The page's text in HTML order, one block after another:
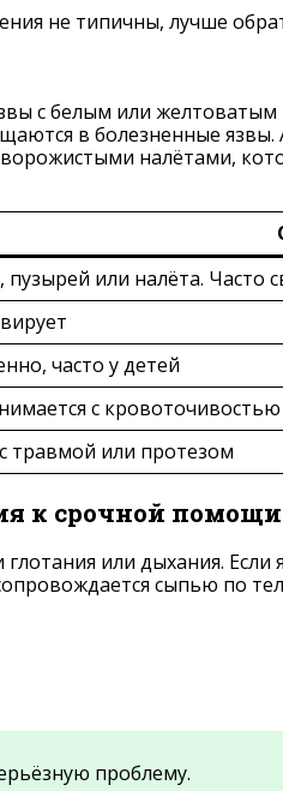
не типичны, лучше
с белым или
в болезненные
налётами,
пузырей или налёта. Часто
часто у детей
с кровоточивостью
травмой или протезом
к срочной помощи
или дыхания.
сыпью по
проблему.